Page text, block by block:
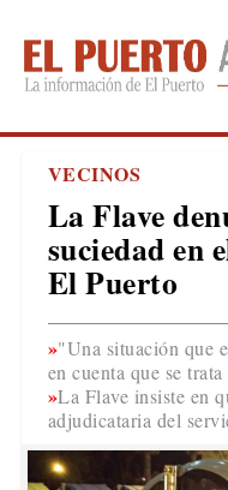
VECINOS
La Flave
suciedad en
El Puerto
"Una situación que
en cuenta que se
La Flave insiste en
adjudicataria del